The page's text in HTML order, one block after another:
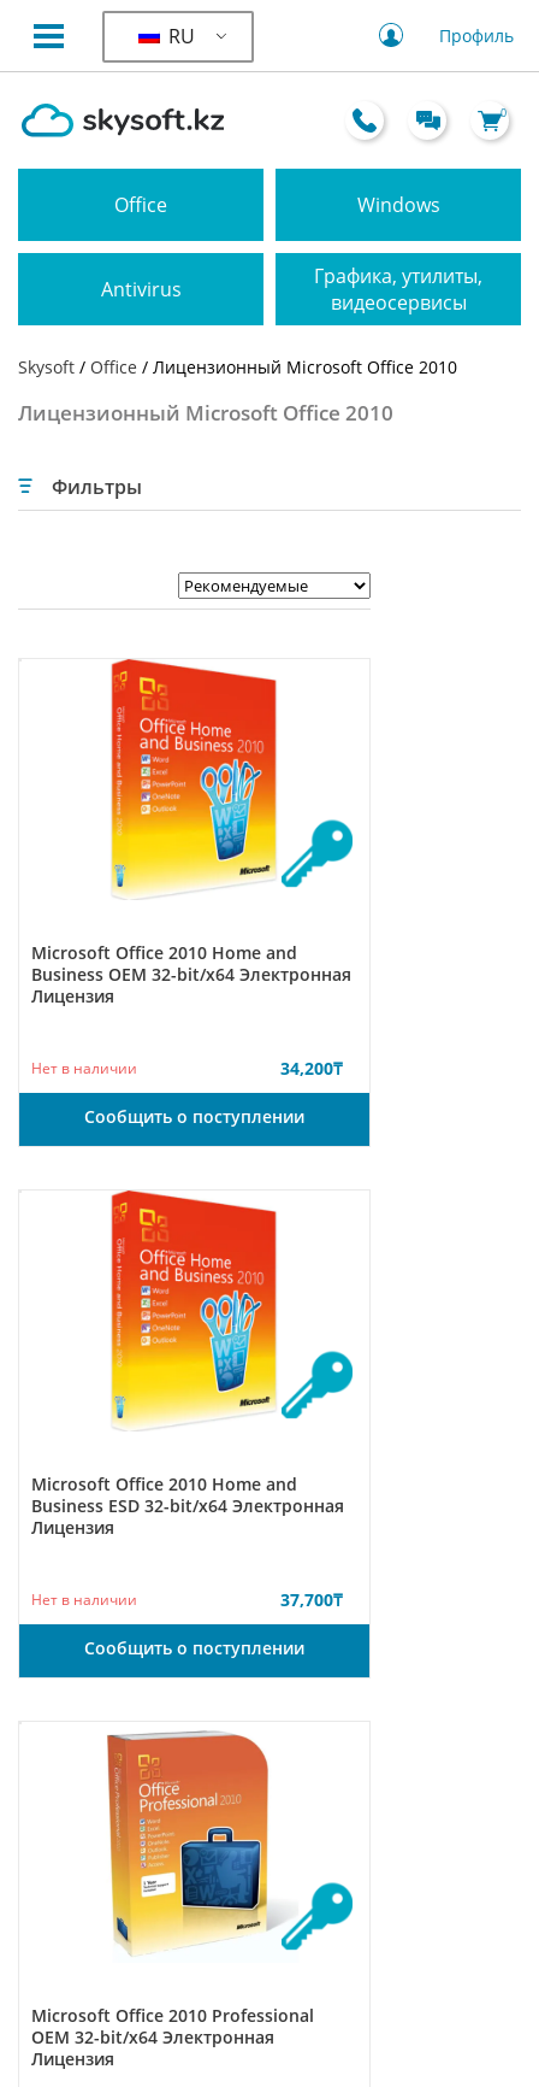
RU Профиль
0
Office Windows
Antivirus
Графика, утилиты,
видеосервисы
Skysoft / Office / Лицензионный Microsoft Office 2010
Лицензионный Microsoft Office 2010
Фильтры
Microsoft Office 2010 Home and
Business ОЕМ 32-bit/x64 Электронная
Лицензия
Нет в наличии 34,200₸
Сообщить о поступлении
Microsoft Office 2010 Home and
Business ESD 32-bit/x64 Электронная
Лицензия
Нет в наличии 37,700₸
Сообщить о поступлении
Microsoft Office 2010 Professional
ОЕМ 32-bit/x64 Электронная
Лицензия